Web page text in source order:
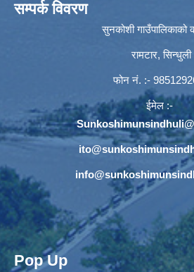
सम्पर्क विवरण
सुनकोशी गाउँपालिकाको
रामटार, सिन्धुली
फोन नं‍. :-
ईमेल :-
Pop Up